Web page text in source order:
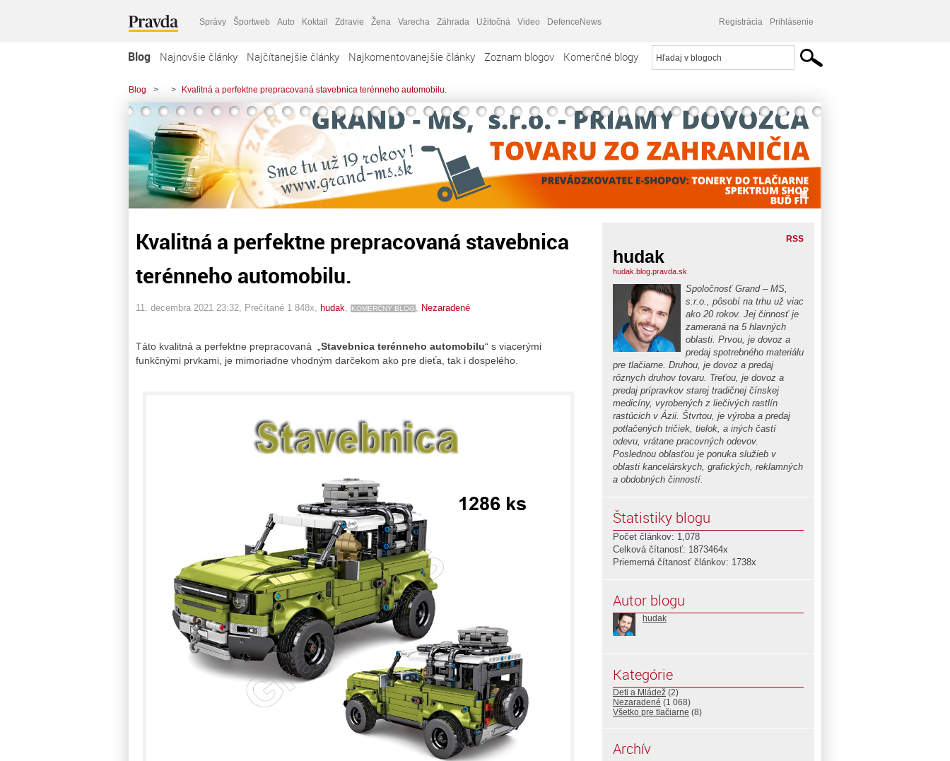
Správy Športweb Auto Koktail Zdravie Žena Varecha Záhrada Užitočná Video DefenceNews Registrácia Prihlásenie
Blog Najnovšie články Najčítanejšie články Najkomentovanejšie články Zoznam blogov Komerčné blogy
Blog > > Kvalitná a perfektne prepracovaná stavebnica terénneho automobilu.
Kvalitná a perfektne prepracovaná stavebnica
terénneho automobilu.
11. decembra 2021 23:32 , Prečítané 1 848x, hudak KOMERČNÝ BLOG Nezaradené
Táto kvalitná a perfektne prepracovaná „ Stavebnica terénneho automobilu“ s viacerými
funkčnými prvkami, je mimoriadne vhodným darčekom ako pre dieťa, tak i dospelého.
RSS
hudak
hudak.blog.pravda.sk
Spoločnosť Grand – MS,
s.r.o., pôsobí na trhu už viac
ako 20 rokov. Jej činnosť je
zameraná na 5 hlavných
oblasti. Prvou, je dovoz a
predaj spotrebného materiálu
pre tlačiarne. Druhou, je dovoz a predaj
rôznych druhov tovaru. Treťou, je dovoz a
predaj prípravkov starej tradičnej čínskej
medicíny, vyrobených z liečivých rastlín
rastúcich v Ázii. Štvrtou, je výroba a predaj
potlačených tričiek, tielok, a iných častí
odevu, vrátane pracovných odevov.
Poslednou oblasťou je ponuka služieb v
oblasti kancelárskych, grafických, reklamných
a obdobných činností.
Štatistiky blogu
Počet článkov: 1,078
Celková čítanosť: 1873464x
Priemerná čítanosť článkov: 1738x
Autor blogu
hudak
Kategórie
Deti a Mládež (2)
Nezaradené (1 068)
Všetko pre tlačiarne (8)
Archív